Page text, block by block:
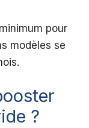
pour
modèles se
?